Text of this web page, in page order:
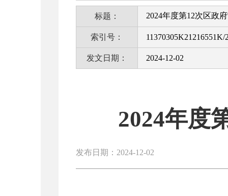
标题： 2024年度第12次区政
索引号： 11370305K21216551K/
发文日期： 2024-12-02
2024年度
发布日期：2024-12-02